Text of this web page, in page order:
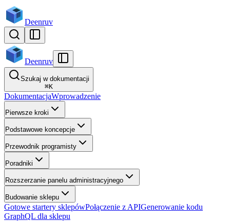
Deenruv
Deenruv
Szukaj w dokumentacji
⌘K
DokumentacjaWprowadzenie
Pierwsze kroki
Podstawowe koncepcje
Przewodnik programisty
Poradniki
Rozszerzanie panelu administracyjnego
Budowanie sklepu
Gotowe startery sklepówPołączenie z APIGenerowanie kodu
GraphQL dla sklepu